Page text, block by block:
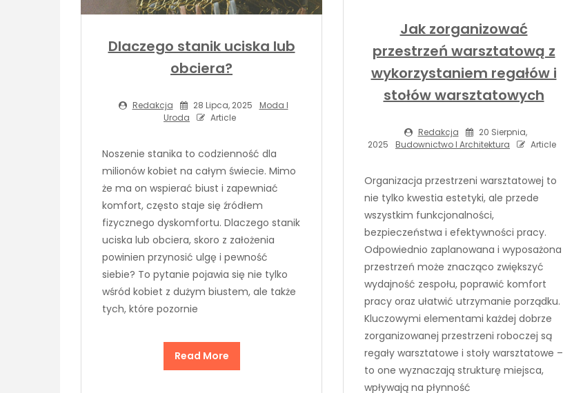
Jak zorganizować
przestrzeń warsztatową z
wykorzystaniem regałów i
stołów warsztatowych
Redakcja
20 Sierpnia,
2025
Budownictwo I Architektura Article
Organizacja przestrzeni warsztatowej to
nie tylko kwestia estetyki, ale przede
wszystkim funkcjonalności,
bezpieczeństwa i efektywności pracy.
Odpowiednio zaplanowana i wyposażona
przestrzeń może znacząco zwiększyć
wydajność zespołu, poprawić komfort
pracy oraz ułatwić utrzymanie porządku.
Kluczowymi elementami każdej dobrze
zorganizowanej przestrzeni roboczej są
regały warsztatowe i stoły warsztatowe –
to one wyznaczają strukturę miejsca,
wpływają na płynność
Dlaczego stanik uciska lub
obciera?
Redakcja 28 Lipca, 2025
Moda I
Uroda
Article
Noszenie stanika to codzienność dla
milionów kobiet na całym świecie. Mimo
że ma on wspierać biust i zapewniać
komfort, często staje się źródłem
fizycznego dyskomfortu. Dlaczego stanik
uciska lub obciera, skoro z założenia
powinien przynosić ulgę i pewność
siebie? To pytanie pojawia się nie tylko
wśród kobiet z dużym biustem, ale także
tych, które pozornie
Read More